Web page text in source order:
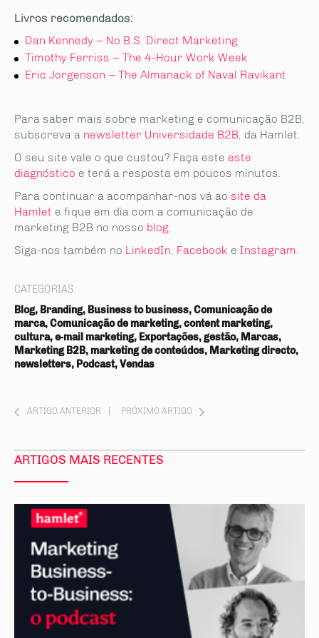
Livros recomendados:
Dan Kennedy – No B.S. Direct Marketing
Timothy Ferriss – The 4-Hour Work Week
Eric Jorgenson – The Almanack of Naval Ravikant
Para saber mais sobre marketing e comunicação B2B,
subscreva a newsletter Universidade B2B, da Hamlet.
O seu site vale o que custou? Faça este este
diagnóstico e terá a resposta em poucos minutos.
Para continuar a acompanhar-nos vá ao site da
Hamlet e fique em dia com a comunicação de
marketing B2B no nosso blog.
Siga-nos também no LinkedIn, Facebook e Instagram.
CATEGORIAS:
Blog, Branding, Business to business, Comunicação de
marca, Comunicação de marketing, content marketing,
cultura, e-mail marketing, Exportações, gestão, Marcas,
Marketing B2B, marketing de conteúdos, Marketing directo,
newsletters, Podcast, Vendas
ARTIGO ANTERIOR PRÓXIMO ARTIGO
ARTIGOS MAIS RECENTES